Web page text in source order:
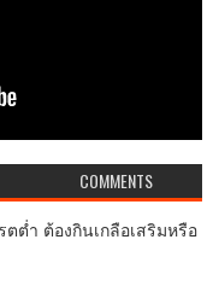
COMMENTS
ต่ำ ต้องกินเกลือเสริมหรือ